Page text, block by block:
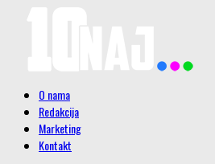
O nama
Redakcija
Marketing
Kontakt